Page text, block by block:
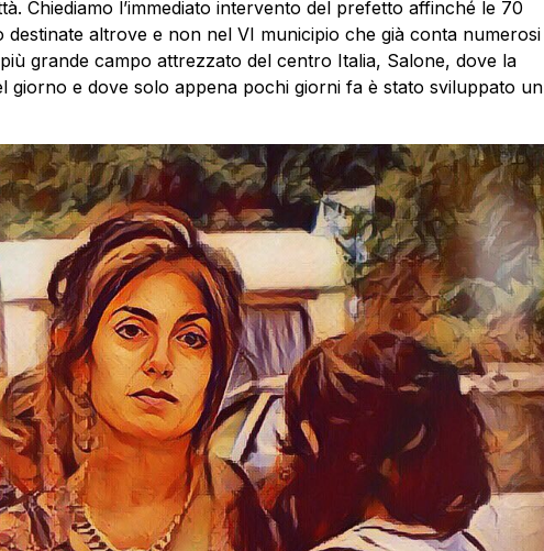
Chiediamo l’immediato intervento del prefetto affinché le 70
destinate altrove e non nel VI municipio che già conta numerosi
grande campo attrezzato del centro Italia, Salone, dove la
giorno e dove solo appena pochi giorni fa è stato sviluppato un